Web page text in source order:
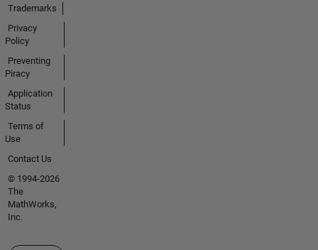
Trademarks
Privacy
Policy
Preventing
Piracy
Application
Status
Terms of
Use
Contact Us
© 1994-2026
The
MathWorks,
Inc.